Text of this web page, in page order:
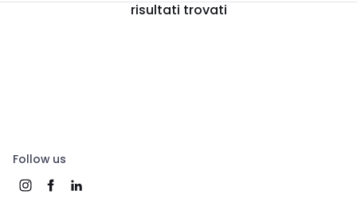
risultati trovati
Follow us